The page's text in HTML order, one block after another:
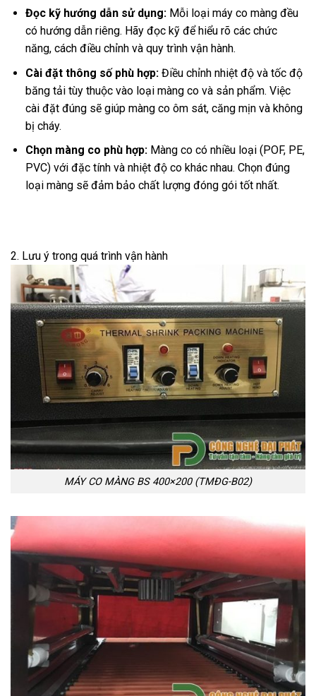
Đọc kỹ hướng dẫn sử dụng:Mỗi loại máy co màng đều
có hướng dẫn riêng. Hãy đọc kỹ để hiểu rõ các chức
năng, cách điều chỉnh và quy trình vận hành.
Cài đặt thông số phù hợp:Điều chỉnh nhiệt độ và tốc độ
băng tải tùy thuộc vào loại màng co và sản phẩm. Việc
cài đặt đúng sẽ giúp màng co ôm sát, căng mịn và không
bị cháy.
Chọn màng co phù hợp:Màng co có nhiều loại (POF, PE,
PVC) với đặc tính và nhiệt độ co khác nhau. Chọn đúng
loại màng sẽ đảm bảo chất lượng đóng gói tốt nhất.
2. Lưu ý trong quá trình vận hành
MÁY CO MÀNG BS 400×200 (TMĐG-B02)